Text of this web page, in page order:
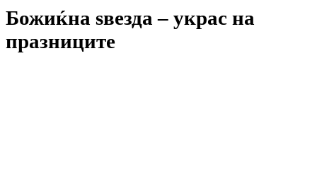
Божиќна ѕвезда – украс на
празниците